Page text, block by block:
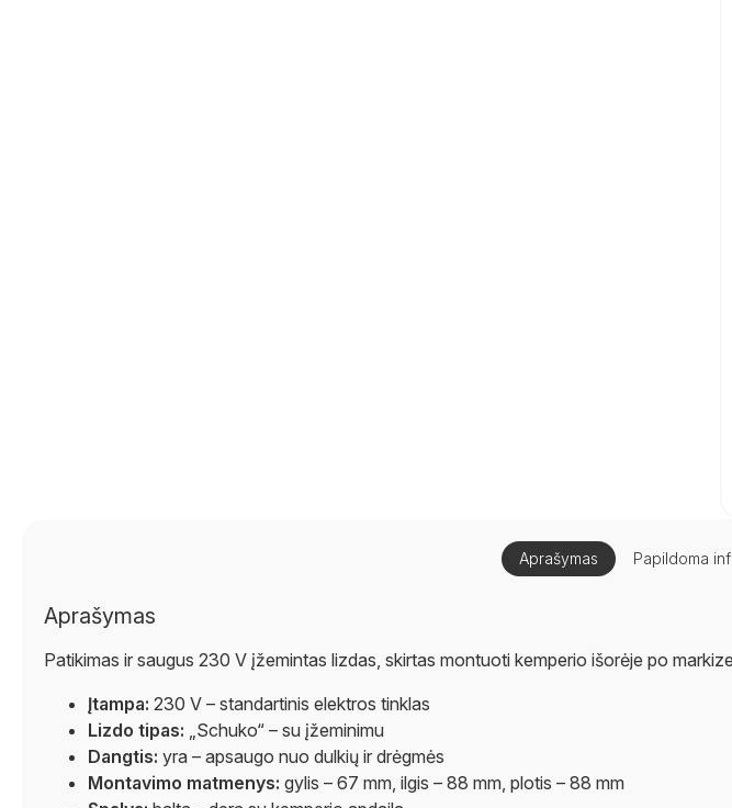
Aprašymas Papildoma
Aprašymas
Patikimas ir saugus 230 V įžemintas lizdas, skirtas montuoti kemperio išorėje po
Įtampa: 230 V – standartinis elektros tinklas
Lizdo tipas: „Schuko“ – su įžeminimu
Dangtis: yra – apsaugo nuo dulkių ir drėgmės
Montavimo matmenys: gylis – 67 mm, ilgis – 88 mm, plotis – 88 mm